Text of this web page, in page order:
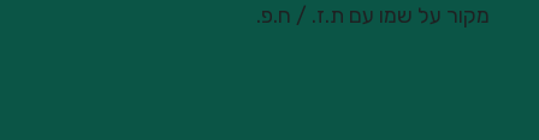
מקור על שמו עם ת.ז. / ח.פ.